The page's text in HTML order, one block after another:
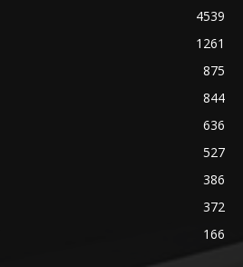
4539
1261
875
844
636
527
386
372
166